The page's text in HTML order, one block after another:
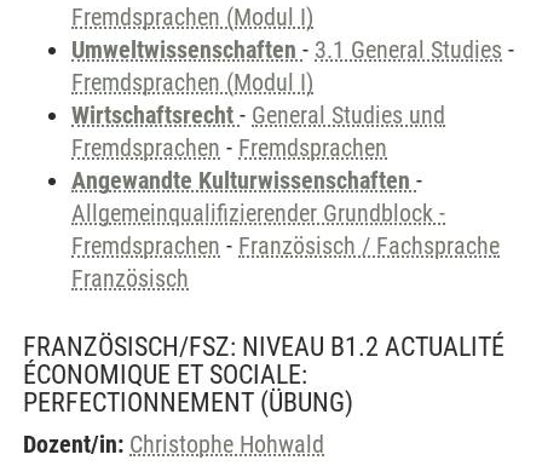
Fremdsprachen (Modul I)
Umweltwissenschaften - 3.1 General Studies -
Fremdsprachen (Modul I)
Wirtschaftsrecht - General Studies und
Fremdsprachen - Fremdsprachen
Angewandte Kulturwissenschaften -
Allgemeinqualifizierender Grundblock -
Fremdsprachen - Französisch / Fachsprache
Französisch
FRANZÖSISCH/FSZ: NIVEAU B1.2 ACTUALITÉ
ÉCONOMIQUE ET SOCIALE:
PERFECTIONNEMENT (ÜBUNG)
Dozent/in: Christophe Hohwald